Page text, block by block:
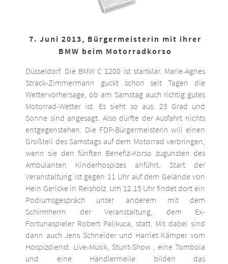
7. Juni 2013, Bürgermeisterin mit ihrer
BMW beim Motorradkorso
Düsseldorf. Die BMW C 1200 ist startklar. Marie-Agnes
Strack-Zimmermann guckt schon seit Tagen die
Wettervorhersage, ob am Samstag auch richtig gutes
Motorrad-Wetter ist. Es sieht so aus: 23 Grad und
Sonne sind angesagt. Also dürfte der Ausfahrt nichts
entgegenstehen. Die FDP-Bürgermeisterin will einen
Großteil des Samstags auf dem Motorrad verbringen,
wenn sie den fünften Benefiz-Korso zugunsten des
Ambulanten Kinderhospizes anführt. Start der
Veranstaltung ist gegen 11 Uhr auf dem Gelände von
Hein Gericke in Reisholz. Um 12.15 Uhr findet dort ein
Podiumsgespräch unter anderem mit dem
Schirmherrn der Veranstaltung, dem Ex-
Fortunaspieler Robert Palikuca, statt. Mit dabei sind
dann auch Jens Schneider und Harriet Kämper vom
Hospizdienst. Live-Musik, Stunt-Show , eine Tombola
und eine Händlermeile bilden das